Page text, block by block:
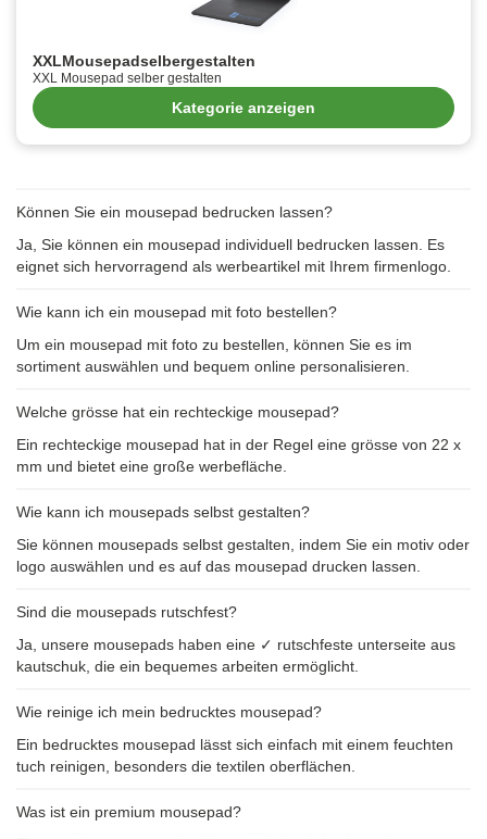
XXLMousepadselbergestalten
XXL Mousepad selber gestalten
Kategorie anzeigen
Können Sie ein mousepad bedrucken lassen?
Ja, Sie können ein mousepad individuell bedrucken lassen. Es
eignet sich hervorragend als werbeartikel mit Ihrem firmenlogo.
Wie kann ich ein mousepad mit foto bestellen?
Um ein mousepad mit foto zu bestellen, können Sie es im
sortiment auswählen und bequem online personalisieren.
Welche grösse hat ein rechteckige mousepad?
Ein rechteckige mousepad hat in der Regel eine grösse von 22 x
mm und bietet eine große werbefläche.
Wie kann ich mousepads selbst gestalten?
Sie können mousepads selbst gestalten, indem Sie ein motiv oder
logo auswählen und es auf das mousepad drucken lassen.
Sind die mousepads rutschfest?
Ja, unsere mousepads haben eine ✓ rutschfeste unterseite aus
kautschuk, die ein bequemes arbeiten ermöglicht.
Wie reinige ich mein bedrucktes mousepad?
Ein bedrucktes mousepad lässt sich einfach mit einem feuchten
tuch reinigen, besonders die textilen oberflächen.
Was ist ein premium mousepad?